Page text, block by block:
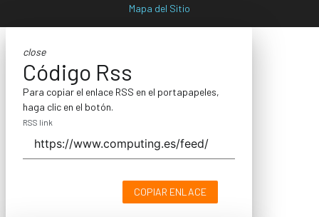
Mapa del Sitio
close
Código Rss
Para copiar el enlace RSS en el portapapeles,
haga clic en el botón.
RSS link
COPIAR ENLACE